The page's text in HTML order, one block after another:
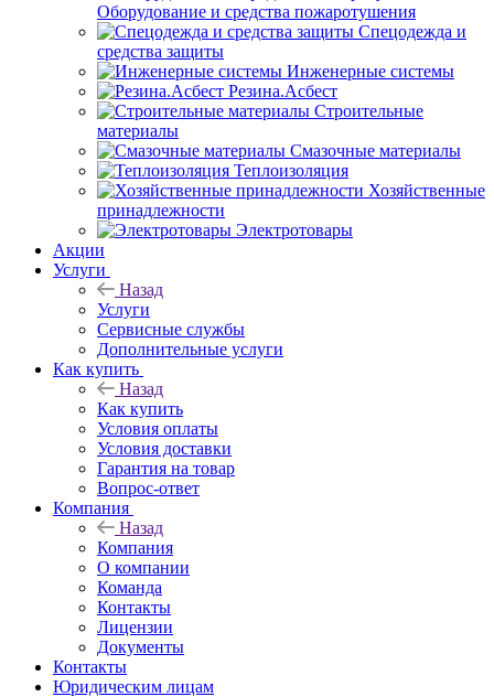
Оборудование и средства пожаротушения
Спецодежда и
средства защиты
Инженерные системы
Резина.Асбест
Строительные
материалы
Смазочные материалы
Теплоизоляция
Хозяйственные
принадлежности
Электротовары
Акции
Услуги
Назад
Услуги
Сервисные службы
Дополнительные услуги
Как купить
Назад
Как купить
Условия оплаты
Условия доставки
Гарантия на товар
Вопрос-ответ
Компания
Назад
Компания
О компании
Команда
Контакты
Лицензии
Документы
Контакты
Юридическим лицам